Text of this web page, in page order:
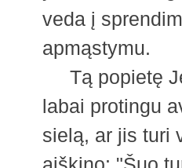
veda į
apmąstymu.
Tą popietę
labai protingu
sielą, ar jis turi